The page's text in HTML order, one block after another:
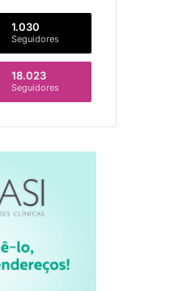
1.030
Seguidores
18.023
Seguidores